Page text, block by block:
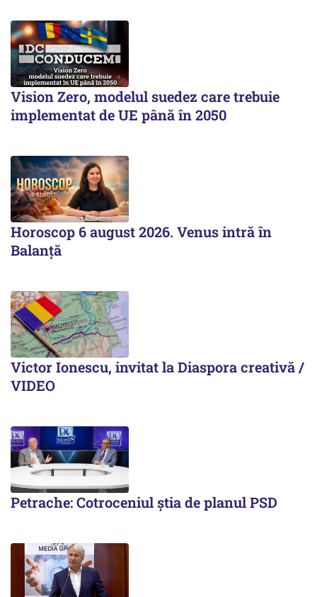
Vision Zero, modelul suedez care trebuie
implementat de UE până în 2050
Horoscop 6 august 2026. Venus intră în
Balanță
Victor Ionescu, invitat la Diaspora creativă /
VIDEO
Petrache: Cotroceniul știa de planul PSD